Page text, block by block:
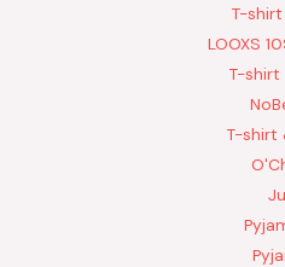
T-
LOOXS
T-shirt
T-shirt